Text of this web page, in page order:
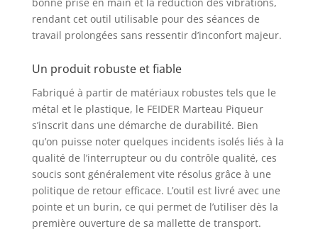
Gagnez ainsi en
précision et en
efficacité FEIDER,
planète en privilégiant
toujours la réparation :
retrouvez facilement,
sur 5 ans minimum,
les pièces détachées
dont vous pouvez avoir
besoin pour entretenir
vos équipements
(vidange,
consommables, usure,
casse...) Nos produits
ne se jettent jamais :
rendant cet outil utilisable pour des séances de
travail prolongées sans ressentir d’inconfort majeur.
Un produit robuste et fiable
Fabriqué à partir de matériaux robustes tels que le
métal et le plastique, le FEIDER Marteau Piqueur
s’inscrit dans une démarche de durabilité. Bien
qu’on puisse noter quelques incidents isolés liés à la
qualité de l’interrupteur ou du contrôle qualité, ces
soucis sont généralement vite résolus grâce à une
politique de retour efficace. L’outil est livré avec une
pointe et un burin, ce qui permet de l’utiliser dès la
première ouverture de sa mallette de transport.